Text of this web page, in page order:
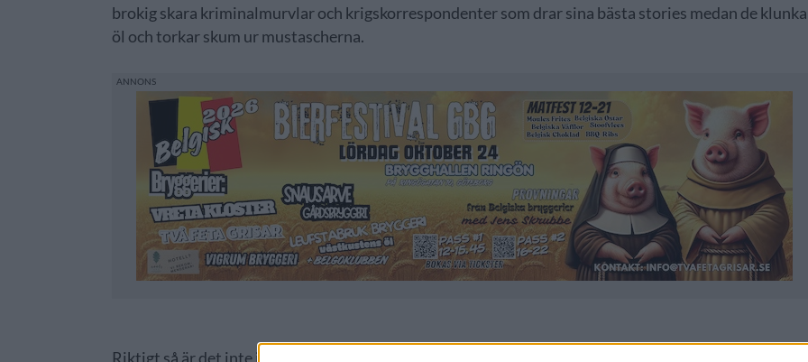
brokig skara kriminalmurvlar och krigskorrespondenter som drar sina bästa stories medan de
öl och torkar skum ur mustascherna.
Riktigt så är det inte i verkligheten. Men kanske var det ungefär så det gick till på 80- och 90-talet.